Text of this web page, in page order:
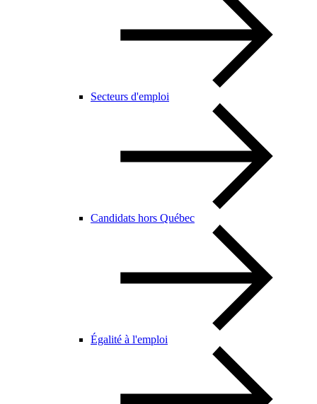
Secteurs d'emploi
Candidats hors Québec
Égalité à l'emploi